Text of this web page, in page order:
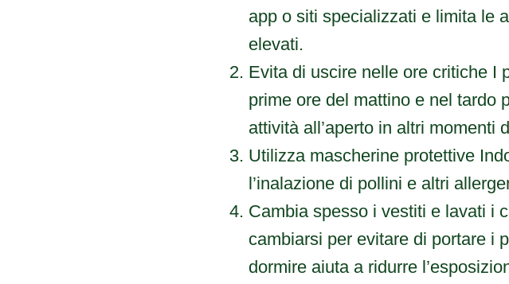
app o siti specializzati e limita le
elevati.
Evita di uscire nelle ore critiche I
prime ore del mattino e nel tardo
attività all’aperto in altri momenti
Utilizza mascherine protettive
l’inalazione di pollini e altri
Cambia spesso i vestiti e lavati i
cambiarsi per evitare di portare i
dormire aiuta a ridurre